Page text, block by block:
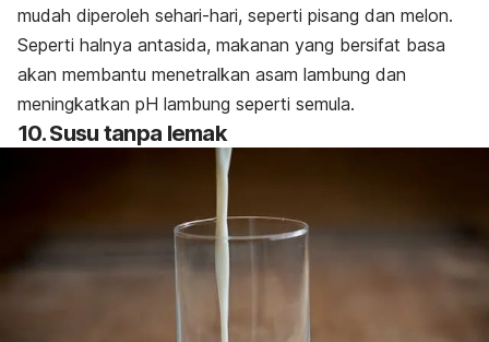
mudah diperoleh sehari-hari, seperti pisang dan melon.
Seperti halnya antasida, makanan yang bersifat basa
akan membantu menetralkan asam lambung dan
meningkatkan pH lambung seperti semula.
10. Susu tanpa lemak